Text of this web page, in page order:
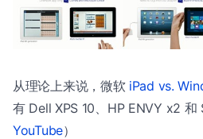
从理论上来说，微软 iPad vs.
有 Dell XPS 10、HP ENVY x2 和
YouTube）